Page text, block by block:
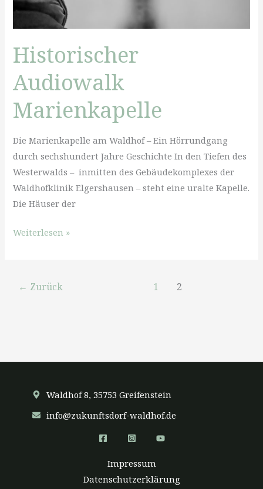
Historischer
Audiowalk
Marienkapelle
Die Marienkapelle am Waldhof – Ein Hörrundgang
durch sechshundert Jahre Geschichte In den Tiefen des
Westerwalds – inmitten des Gebäudekomplexes der
Waldhofklinik Elgershausen – steht eine uralte Kapelle.
Die Häuser der
Historischer
Weiterlesen »
← Zurück 1 2
Waldhof 8, 35753 Greifenstein
info@zukunftsdorf-waldhof.de
Impressum
Datenschutzerklärung